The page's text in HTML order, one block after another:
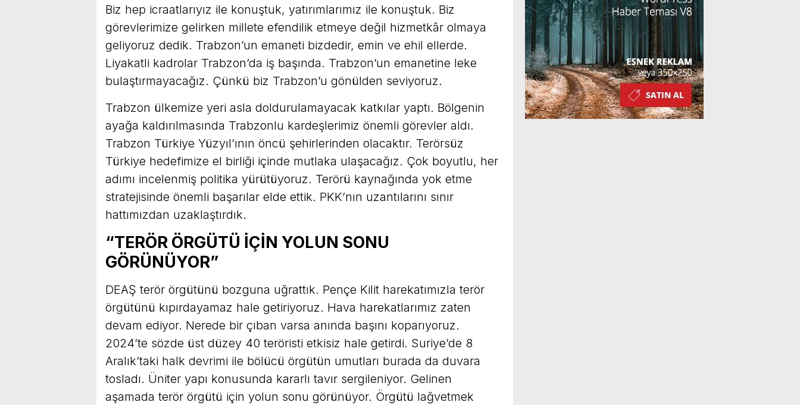
Biz hep icraatlarıyız ile konuştuk, yatırımlarımız ile konuştuk. Biz
görevlerimize gelirken millete efendilik etmeye değil hizmetkâr olmaya
geliyoruz dedik. Trabzon’un emaneti bizdedir, emin ve ehil ellerde.
Liyakatli kadrolar Trabzon’da iş başında. Trabzon’un emanetine leke
bulaştırmayacağız. Çünkü biz Trabzon’u gönülden seviyoruz.
Trabzon ülkemize yeri asla doldurulamayacak katkılar yaptı. Bölgenin
ayağa kaldırılmasında Trabzonlu kardeşlerimiz önemli görevler aldı.
Trabzon Türkiye Yüzyıl’ının öncü şehirlerinden olacaktır. Terörsüz
Türkiye hedefimize el birliği içinde mutlaka ulaşacağız. Çok boyutlu, her
adımı incelenmiş politika yürütüyoruz. Terörü kaynağında yok etme
stratejisinde önemli başarılar elde ettik. PKK’nın uzantılarını sınır
hattımızdan uzaklaştırdık.
“TERÖR ÖRGÜTÜ İÇİN YOLUN SONU
GÖRÜNÜYOR”
DEAŞ terör örgütünü bozguna uğrattık. Pençe Kilit harekatımızla terör
örgütünü kıpırdayamaz hale getiriyoruz. Hava harekatlarımız zaten
devam ediyor. Nerede bir çıban varsa anında başını koparıyoruz.
2024’te sözde üst düzey 40 teröristi etkisiz hale getirdi. Suriye’de 8
Aralık’taki halk devrimi ile bölücü örgütün umutları burada da duvara
tosladı. Üniter yapı konusunda kararlı tavır sergileniyor. Gelinen
aşamada terör örgütü için yolun sonu görünüyor. Örgütü lağvetmek